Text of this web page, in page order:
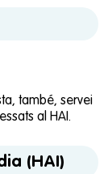
també, servei
al HAI.
(HAI)